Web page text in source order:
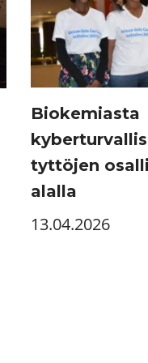
Biokemiasta
tyttöjen
alalla
13.04.2026